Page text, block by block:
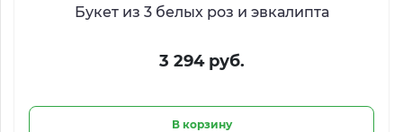
Букет из 3 белых роз и эвкалипта
3 294 руб.
В корзину